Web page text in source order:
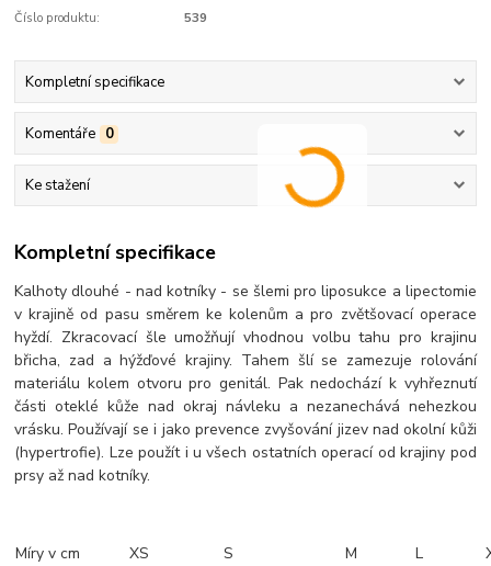
Číslo produktu: 539
Kompletní specifikace
Komentáře 0
Ke stažení
Kompletní specifikace
Kalhoty dlouhé - nad kotníky - se šlemi pro liposukce a lipectomie
v krajině od pasu směrem ke kolenům a pro zvětšovací operace
hyždí. Zkracovací šle umožňují vhodnou volbu tahu pro krajinu
břicha, zad a hýžďové krajiny. Tahem šlí se zamezuje rolování
materiálu kolem otvoru pro genitál. Pak nedochází k vyhřeznutí
části oteklé kůže nad okraj návleku a nezanechává nehezkou
vrásku. Používají se i jako prevence zvyšování jizev nad okolní kůži
(hypertrofie). Lze použít i u všech ostatních operací od krajiny pod
prsy až nad kotníky.
Míry v cm XS S M L